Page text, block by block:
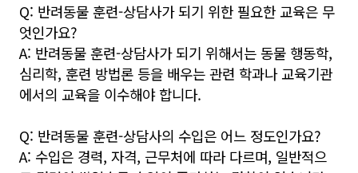
Q: 반려동물 훈련-상담사가 되기 위한 필요한 교육은 무
엇인가요?
A: 반려동물 훈련-상담사가 되기 위해서는 동물 행동학,
심리학, 훈련 방법론 등을 배우는 관련 학과나 교육기관
에서의 교육을 이수해야 합니다.
Q: 반려동물 훈련-상담사의 수입은 어느 정도인가요?
A: 수입은 경력, 자격, 근무처에 따라 다르며, 일반적으